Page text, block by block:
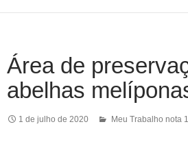
Área de
abelhas
1 de julho de 2020 Meu Trabalho nota